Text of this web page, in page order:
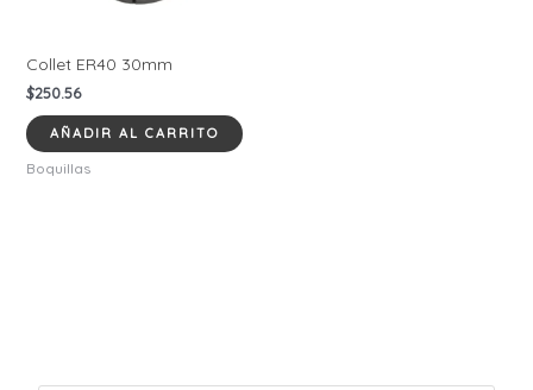
Collet ER40 30mm
$250.56
AÑADIR AL CARRITO
Boquillas